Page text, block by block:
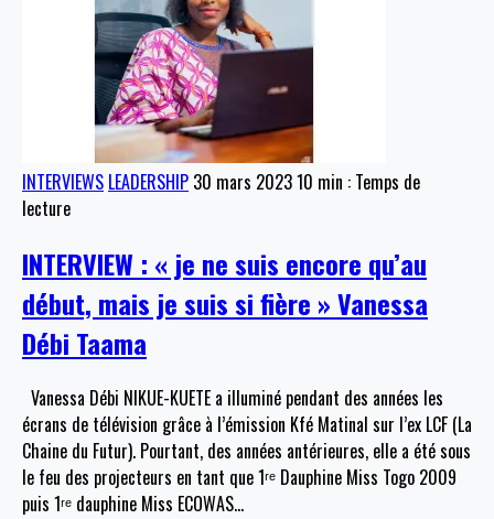
INTERVIEWS LEADERSHIP 30 mars 202310 min : Temps de
lecture
INTERVIEW : « je ne suis encore qu’au
début, mais je suis si fière » Vanessa
Débi Taama
Vanessa Débi NIKUE-KUETE a illuminé pendant des années les
écrans de télévision grâce à l’émission Kfé Matinal sur l’ex LCF (La
Chaine du Futur). Pourtant, des années antérieures, elle a été sous
le feu des projecteurs en tant que 1ʳᵉ Dauphine Miss Togo 2009
puis 1ʳᵉ dauphine Miss ECOWAS…